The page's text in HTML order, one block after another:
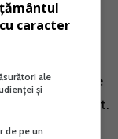
vedere ca
din Codul
de inregistrare
prevederilor art.
o
caracter
ale
și
de pe un